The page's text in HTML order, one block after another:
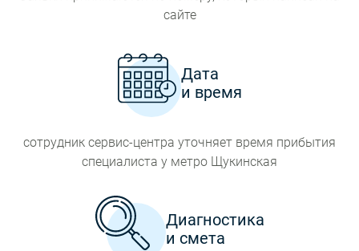
сайте
Дата
и время
сотрудник сервис-центра уточняет время прибытия
специалиста у метро Щукинская
Диагностика
и смета